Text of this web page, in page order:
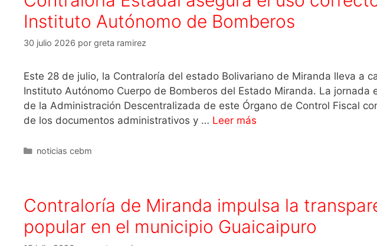
Instituto Autónomo de Bomberos
30 julio 2026 por greta ramirez
Este 28 de julio, la Contraloría del estado Bolivariano de Miranda lleva a
Instituto Autónomo Cuerpo de Bomberos del Estado Miranda. La jornada
de la Administración Descentralizada de este Órgano de Control Fiscal
de los documentos administrativos y … Leer más
noticias cebm
Contraloría de Miranda impulsa la
popular en el municipio Guaicaipuro